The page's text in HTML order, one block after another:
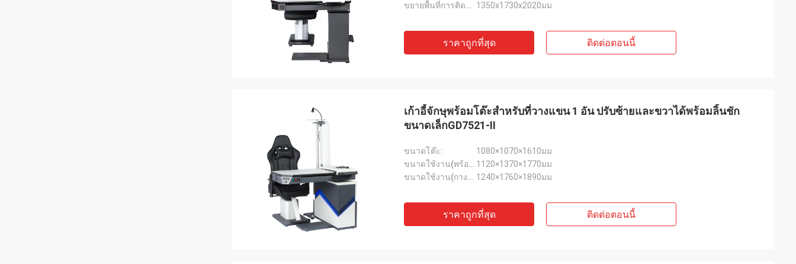
ขยายพื้นที่การติดตั้ง:
1350x1730x2020มม
ราคาถูกที่สุด ติดต่อตอนนี้
เก้าอี้จักษุพร้อมโต๊ะสำหรับที่วางแขน 1 อัน ปรับซ้ายและขวาได้พร้อมลิ้นชัก
ขนาดเล็กGD7521-II
ขนาดโต๊ะ:
1080×1070×1610มม
ขนาดใช้งาน(พร้อมเก้าอี้): 1120×1370×1770มม
ขนาดใช้งาน(กางโต๊ะพร้อมเก้าอี้): 1240×1760×1890มม
ราคาถูกที่สุด ติดต่อตอนนี้